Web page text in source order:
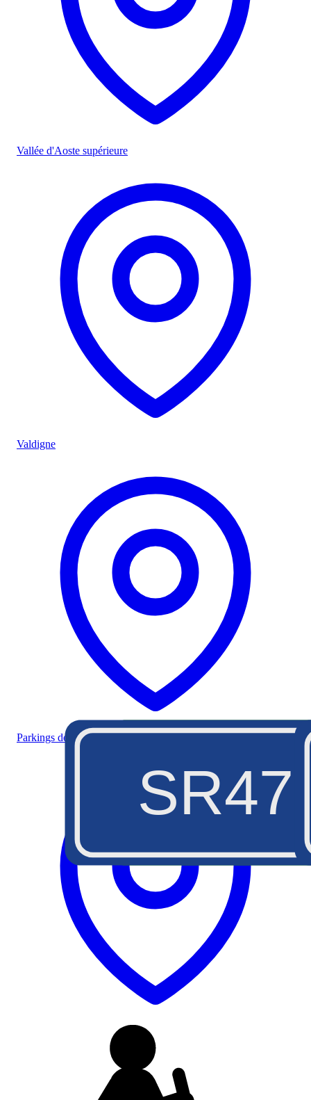
Vallée d'Aoste supérieure
Valdigne
Parkings de la Morge
A5
SR47